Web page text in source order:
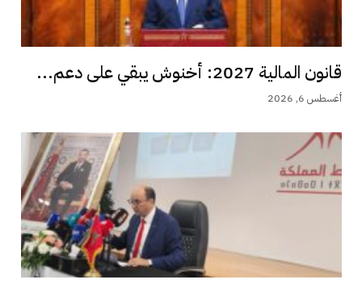
قانون المالية 2027: أخنوش يبقي على دعم...
أغسطس 6, 2026